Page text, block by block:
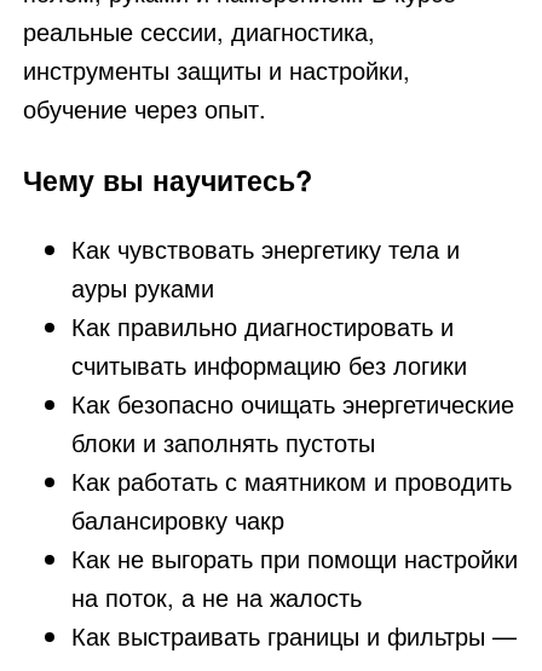
реальные сессии, диагностика,
инструменты защиты и настройки,
обучение через опыт.
Чему вы научитесь?
Как чувствовать энергетику тела и
ауры руками
Как правильно диагностировать и
считывать информацию без логики
Как безопасно очищать энергетические
блоки и заполнять пустоты
Как работать с маятником и проводить
балансировку чакр
Как не выгорать при помощи настройки
на поток, а не на жалость
Как выстраивать границы и фильтры —